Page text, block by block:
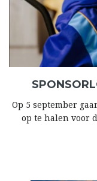
Op 5 september
op te halen voor